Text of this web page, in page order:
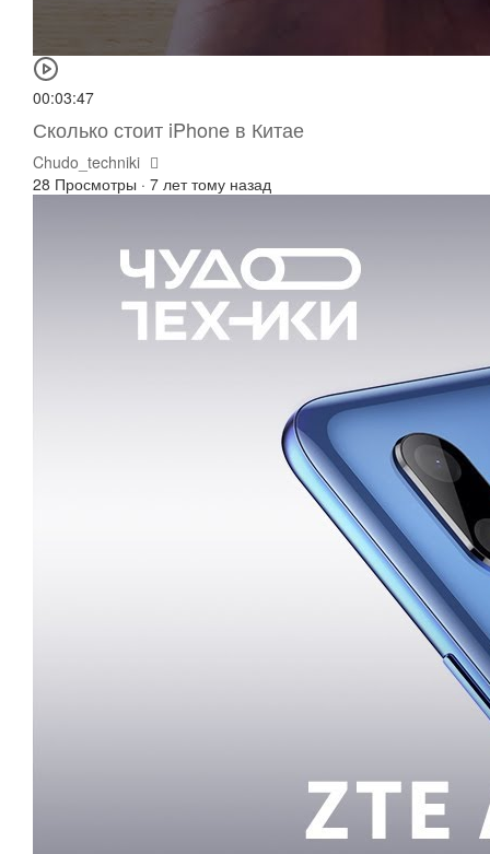
00:03:47
Сколько стоит iPhone в Китае
Chudo_techniki
28 Просмотры · 7 лет тому назад